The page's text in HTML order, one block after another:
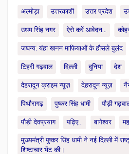
अल्मोड़ा उत्तरकाशी उत्तर प्रदेश
उधम सिंह नगर ऐसे करें आवेदन...
जघन्य: यंहा खनन माफियाओं के हौसले बुलंद
टिहरी गढ़वाल दिल्ली दुनिया देश
देहरादून क्राइम न्यूज़ देहरादून न्यूज़
पिथौरागढ़ पुष्कर सिंह धामी पौड़ी
पौड़ी देवप्रयाग पढ़िए... बागेश्वर
मुख्यमंत्री पुष्कर सिंह धामी ने नई दिल्ली में
शिष्टाचार भेंट की।